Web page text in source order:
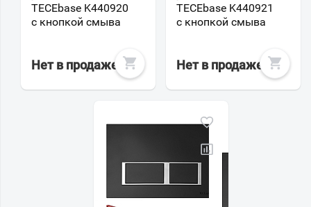
TECEbase K440920
с кнопкой смыва
Нет в продаже
TECEbase K440921
с кнопкой смыва
Нет в продаже